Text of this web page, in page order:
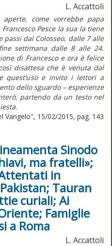
L. Accattoli
come vorrebbe papa
Pesce la sua la tiene
dal Colosseo, dalle 7 alle
settimana dalle 8 alle 24.
di Francesco e ora è felice
disattesa che è venuta dal
quest’uso e invito i lettori a
dello sguardo – esperienze
partendo da un testo nel
Vangelo", 15/02/2015, pag. 143
Sinodo
ma fratelli»;
Attentati in
Tauran
curiali; Ai
Famiglie
a Roma
L. Accattoli